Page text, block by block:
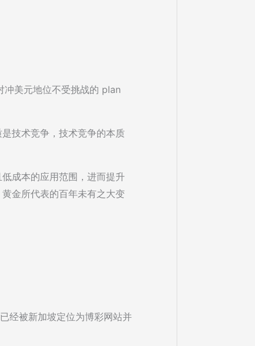
美元地位不受挑战的 plan
技术竞争，技术竞争的本质
成本的应用范围，进而提升
金所代表的百年未有之大变
经被新加坡定位为博彩网站并